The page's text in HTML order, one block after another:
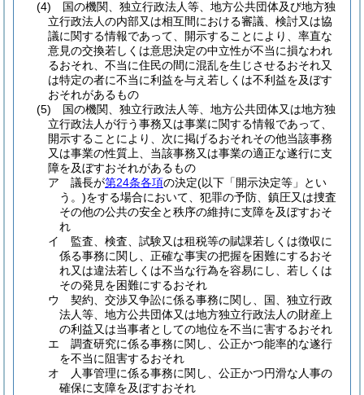
(4)
国の機関、独立行政法人等、地方公共団体及び地方独
立行政法人の内部又は相互間における審議、検討又は協
議に関する情報であって、開示することにより、率直な
意見の交換若しくは意思決定の中立性が不当に損なわれ
るおそれ、不当に住民の間に混乱を生じさせるおそれ又
は特定の者に不当に利益を与え若しくは不利益を及ぼす
おそれがあるもの
(5)
国の機関、独立行政法人等、地方公共団体又は地方独
立行政法人が行う事務又は事業に関する情報であって、
開示することにより、次に掲げるおそれその他当該事務
又は事業の性質上、当該事務又は事業の適正な遂行に支
障を及ぼすおそれがあるもの
ア
議長が第24条各項の決定(以下「開示決定等」とい
う。)をする場合において、犯罪の予防、鎮圧又は捜査
その他の公共の安全と秩序の維持に支障を及ぼすおそ
れ
イ
監査、検査、試験又は租税等の賦課若しくは徴収に
係る事務に関し、正確な事実の把握を困難にするおそ
れ又は違法若しくは不当な行為を容易にし、若しくは
その発見を困難にするおそれ
ウ
契約、交渉又争訟に係る事務に関し、国、独立行政
法人等、地方公共団体又は地方独立行政法人の財産上
の利益又は当事者としての地位を不当に害するおそれ
エ
調査研究に係る事務に関し、公正かつ能率的な遂行
を不当に阻害するおそれ
オ
人事管理に係る事務に関し、公正かつ円滑な人事の
確保に支障を及ぼすおそれ